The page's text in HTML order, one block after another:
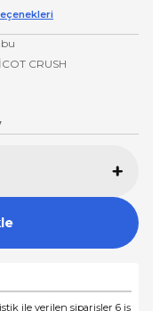
Kızartma
CRUSH
ile verilen siparişler 6 iş